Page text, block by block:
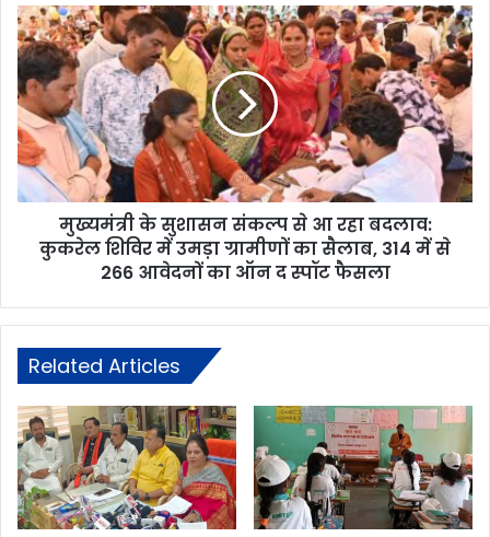
मुख्यमंत्री के सुशासन संकल्प से आ रहा बदलाव:
कुकरेल शिविर में उमड़ा ग्रामीणों का सैलाब, 314 में से
266 आवेदनों का ऑन द स्पॉट फैसला
Related Articles